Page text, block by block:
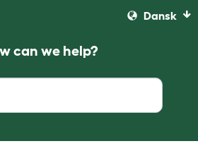
Dansk
can we help?